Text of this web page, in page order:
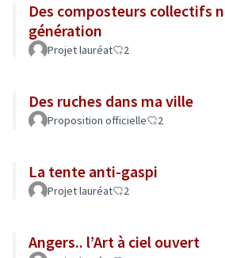
Des composteurs collectifs
génération
Projet lauréat 2
Des ruches dans ma ville
Proposition officielle 2
La tente anti-gaspi
Projet lauréat 2
Angers.. l’Art à ciel ouvert